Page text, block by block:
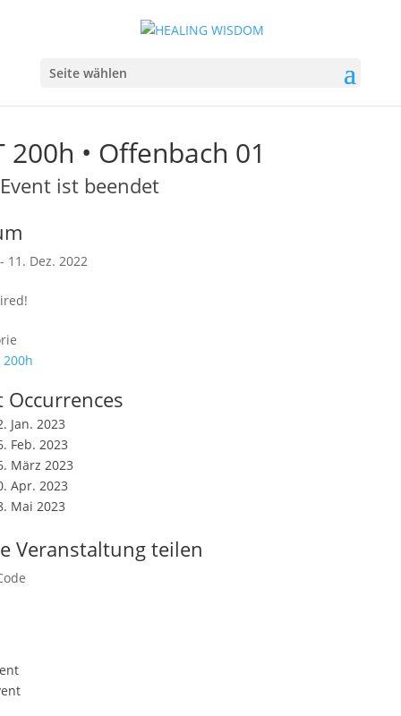
Seite wählen
200h • Offenbach 01
ist beendet
11. Dez. 2022
200h
Occurrences
Jan. 2023
Feb. 2023
März 2023
Apr. 2023
Mai 2023
Veranstaltung teilen